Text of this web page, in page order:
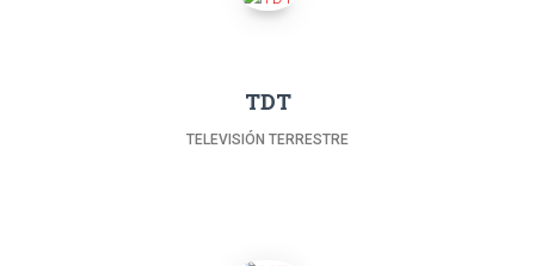
TDT
TELEVISIÓN TERRESTRE